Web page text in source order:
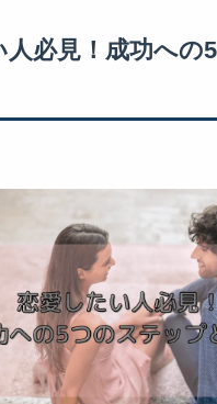
人必見！成功への